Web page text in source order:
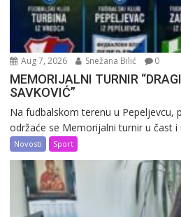
Aug 7, 2026 Snežana Bilić 0
MEMORIJALNI TURNIR
SAVKOVIĆ”
Na fudbalskom terenu u Pepeljevcu,
održaće se Memorijalni turnir u čast i
Novosti Sport